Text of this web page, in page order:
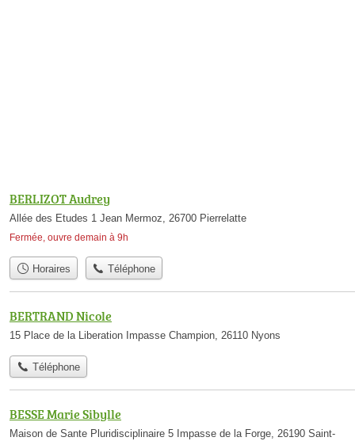
BERLIZOT Audrey
Allée des Etudes 1 Jean Mermoz, 26700 Pierrelatte
Fermée, ouvre demain à 9h
Horaires Téléphone
BERTRAND Nicole
15 Place de la Liberation Impasse Champion, 26110 Nyons
Téléphone
BESSE Marie Sibylle
Maison de Sante Pluridisciplinaire 5 Impasse de la Forge, 26190 Saint-